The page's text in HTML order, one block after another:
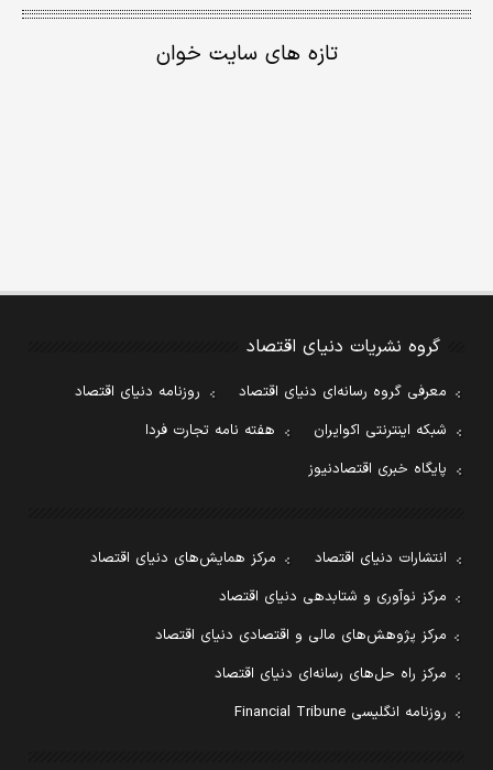
تازه های سایت خوان
گروه نشریات دنیای اقتصاد
معرفی گروه رسانه‌ای دنیای اقتصاد
روزنامه دنیای اقتصاد
شبکه اینترنتی اکوایران
هفته نامه تجارت فردا
پایگاه خبری اقتصادنیوز
انتشارات دنیای اقتصاد
مرکز همایش‌های دنیای اقتصاد
مرکز نوآوری و شتابدهی دنیای اقتصاد
مرکز پژوهش‌های مالی و اقتصادی دنیای اقتصاد
مرکز راه حل‌های رسانه‌ای دنیای اقتصاد
روزنامه انگلیسی Financial Tribune